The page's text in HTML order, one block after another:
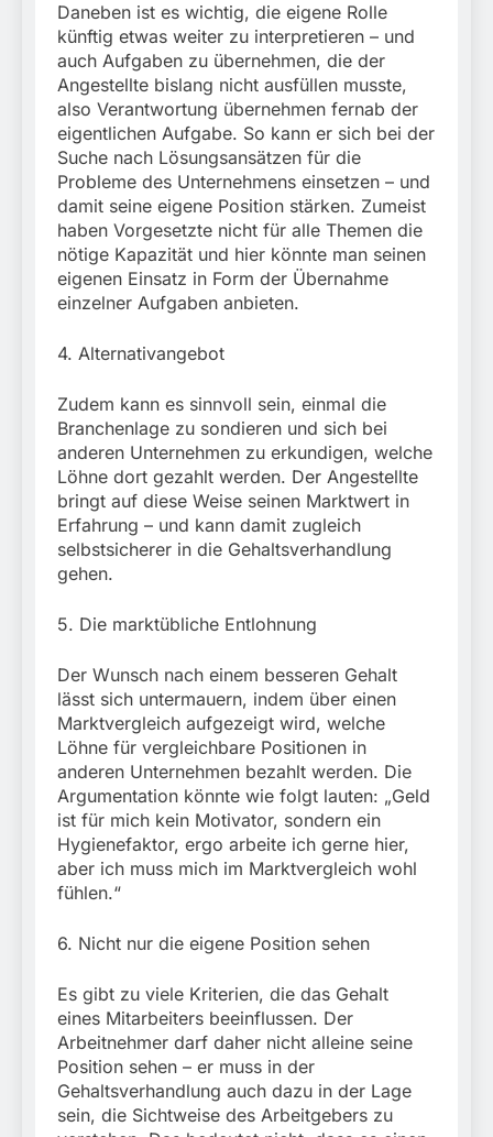
Daneben ist es wichtig, die eigene Rolle
künftig etwas weiter zu interpretieren – und
auch Aufgaben zu übernehmen, die der
Angestellte bislang nicht ausfüllen musste,
also Verantwortung übernehmen fernab der
eigentlichen Aufgabe. So kann er sich bei der
Suche nach Lösungsansätzen für die
Probleme des Unternehmens einsetzen – und
damit seine eigene Position stärken. Zumeist
haben Vorgesetzte nicht für alle Themen die
nötige Kapazität und hier könnte man seinen
eigenen Einsatz in Form der Übernahme
einzelner Aufgaben anbieten.
4. Alternativangebot
Zudem kann es sinnvoll sein, einmal die
Branchenlage zu sondieren und sich bei
anderen Unternehmen zu erkundigen, welche
Löhne dort gezahlt werden. Der Angestellte
bringt auf diese Weise seinen Marktwert in
Erfahrung – und kann damit zugleich
selbstsicherer in die Gehaltsverhandlung
gehen.
5. Die marktübliche Entlohnung
Der Wunsch nach einem besseren Gehalt
lässt sich untermauern, indem über einen
Marktvergleich aufgezeigt wird, welche
Löhne für vergleichbare Positionen in
anderen Unternehmen bezahlt werden. Die
Argumentation könnte wie folgt lauten: „Geld
ist für mich kein Motivator, sondern ein
Hygienefaktor, ergo arbeite ich gerne hier,
aber ich muss mich im Marktvergleich wohl
fühlen.“
6. Nicht nur die eigene Position sehen
Es gibt zu viele Kriterien, die das Gehalt
eines Mitarbeiters beeinflussen. Der
Arbeitnehmer darf daher nicht alleine seine
Position sehen – er muss in der
Gehaltsverhandlung auch dazu in der Lage
sein, die Sichtweise des Arbeitgebers zu